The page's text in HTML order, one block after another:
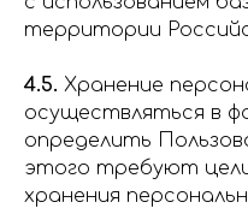
территории
4.5. Хранение
осуществляться в
определить
этого требуют
хранения